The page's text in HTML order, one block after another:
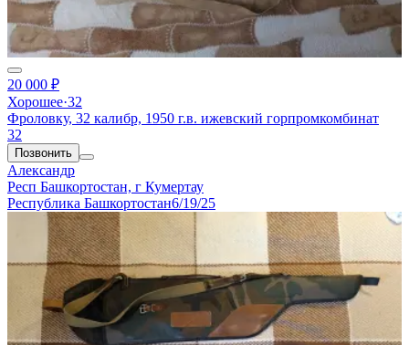
20 000 ₽
Хорошее·32
Фроловку, 32 калибр, 1950 г.в. ижевский горпромкомбинат
32
Позвонить
Александр
Респ Башкортостан, г Кумертау
Республика Башкортостан6/19/25